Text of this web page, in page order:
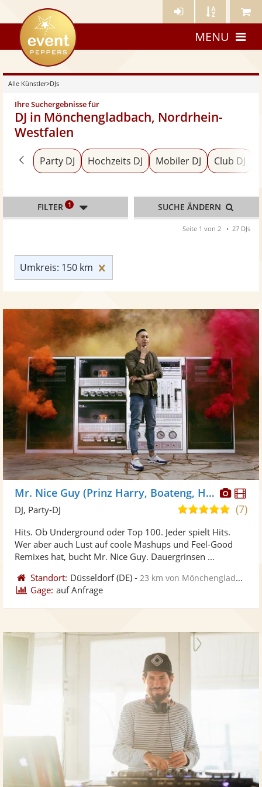
Künstler- Künstler Meine
eventpeppers
MENU
Alle Künstler>DJs
Ihre Suchergebnisse für
DJ in Mönchengladbach, Nordrhein-
Westfalen
Zurück zu «Alle Künstler»
Party DJ Hochzeits DJ Mobiler DJ Club DJ
Umkreis: 150 km
FILTER 1 SUCHE ÄNDERN
Seite 1 von 2 27 DJs
Mr. Nice Guy (Prinz Harry, Boateng, Höwedes)
5,0
5
(7)
DJ, Party-DJ
Hits. Ob Underground oder Top 100. Jeder spielt Hits.
Wer aber auch Lust auf coole Mashups und Feel-Good
Remixes hat, bucht Mr. Nice Guy. Dauergrinsen ...
Standort: Düsseldorf(DE) - 23 km von Mönchengladbach
Gage: auf Anfrage